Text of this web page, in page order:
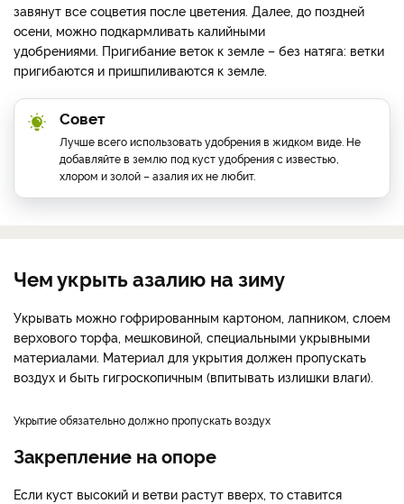
завянут все соцветия после цветения. Далее, до поздней
осени, можно подкармливать калийными
удобрениями. Пригибание веток к земле – без натяга: ветки
пригибаются и пришпиливаются к земле.
Совет
Лучше всего использовать удобрения в жидком виде. Не
добавляйте в землю под куст удобрения с известью,
хлором и золой – азалия их не любит.
Чем укрыть азалию на зиму
Укрывать можно гофрированным картоном, лапником, слоем
верхового торфа, мешковиной, специальными укрывными
материалами. Материал для укрытия должен пропускать
воздух и быть гигроскопичным (впитывать излишки влаги).
Укрытие обязательно должно пропускать воздух
Закрепление на опоре
Если куст высокий и ветви растут вверх, то ставится